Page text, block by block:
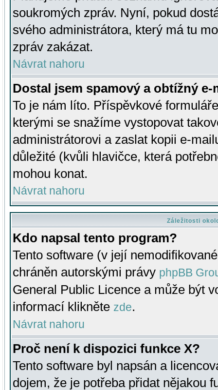
soukromých zpráv. Nyní, pokud
svého administrátora, který má tu
zpráv zakázat.
Návrat nahoru
Dostal jsem spamový a obtížný
To je nám líto. Příspěvkové
kterými se snažíme vystopovat
administrátorovi a zaslat kopii e-
důležité (kvůli hlavičce, která
mohou konat.
Návrat nahoru
Záležitosti
Kdo napsal tento program?
Tento software (v její
chráněn autorskými právy phpBB
General Public Licence a může být
informací klikněte zde.
Návrat nahoru
Proč není k dispozici funkce X?
Tento software byl napsán a
dojem, že je potřeba přidat nějakou